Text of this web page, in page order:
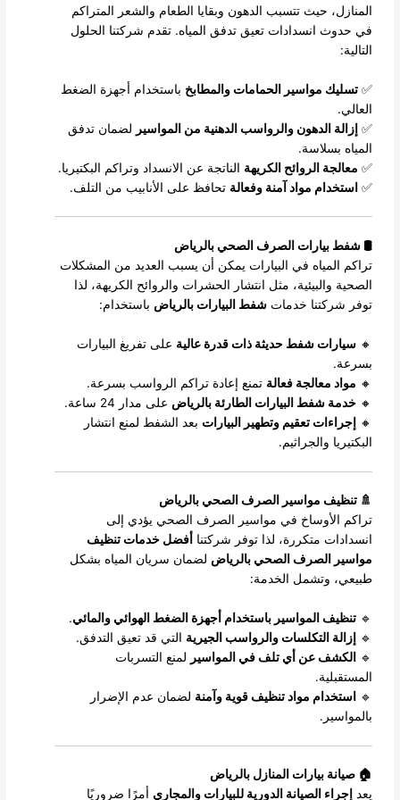
المنازل، حيث تتسبب الدهون وبقايا الطعام والشعر المتراكم
في حدوث انسدادات تعيق تدفق المياه. تقدم شركتنا الحلول
التالية:
✅تسليك مواسير الحمامات والمطابخ باستخدام أجهزة الضغط
العالي.
✅إزالة الدهون والرواسب الدهنية من المواسير لضمان تدفق
المياه بسلاسة.
✅ معالجة الروائح الكريهة الناتجة عن الانسداد وتراكم البكتيريا.
✅استخدام مواد آمنة وفعالة تحافظ على الأنابيب من التلف.
🛢️ شفط بيارات الصرف الصحي بالرياض
تراكم المياه في البيارات يمكن أن يسبب العديد من المشكلات
الصحية والبيئية، مثل انتشار الحشرات والروائح الكريهة، لذا
توفر شركتنا خدماتشفط البيارات بالرياض باستخدام:
🔸سيارات شفط حديثة ذات قدرة عالية على تفريغ البيارات
بسرعة.
🔸 مواد معالجة فعالة تمنع إعادة تراكم الرواسب بسرعة.
🔸خدمة شفط البيارات الطارئة بالرياض على مدار 24 ساعة.
🔸
إجراءات تعقيم وتطهير البيارات بعد الشفط لمنع انتشار
البكتيريا والجراثيم.
🚿 تنظيف مواسير الصرف الصحي بالرياض
تراكم الأوساخ في مواسير الصرف الصحي يؤدي إلى
انسدادات متكررة، لذا توفر شركتنا أفضل خدمات تنظيف
مواسير الصرف الصحي بالرياض لضمان سريان المياه بشكل
طبيعي، وتشمل الخدمة:
🔹تنظيف المواسير باستخدام أجهزة الضغط الهوائي والمائي.
🔹
إزالة التكلسات والرواسب الجيرية التي قد تعيق التدفق.
🔹
الكشف عن أي تلف في المواسير لمنع التسربات
المستقبلية.
🔹
استخدام مواد تنظيف قوية وآمنة لضمان عدم الإضرار
بالمواسير.
🏠 صيانة بيارات المنازل بالرياض
يعد إجراء الصيانة الدورية للبيارات والمجاري أمرًا ضروريًا